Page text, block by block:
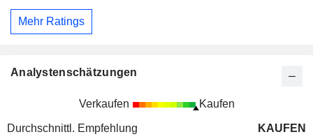
Mehr Ratings
Analystenschätzungen
Verkaufen Kaufen
Durchschnittl. Empfehlung
KAUFEN